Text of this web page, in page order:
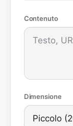
Contenuto
Dimensione